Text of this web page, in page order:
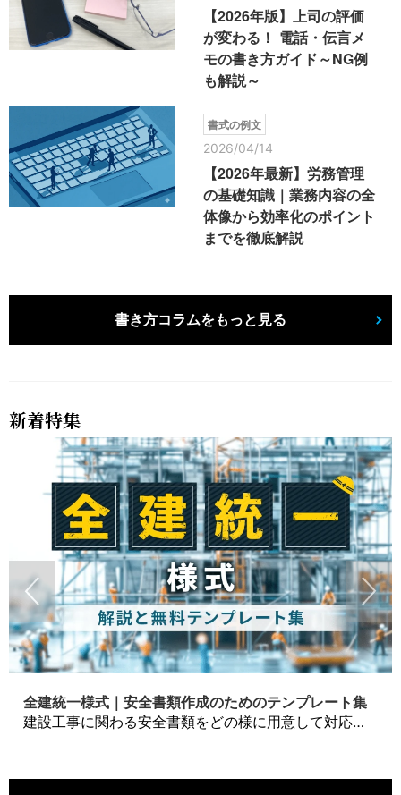
【2026年版】上司の評価
が変わる！ 電話・伝言メ
モの書き方ガイド～NG例
も解説～
書式の例文
2026/04/14
【2026年最新】労務管理
の基礎知識｜業務内容の全
体像から効率化のポイント
までを徹底解説
書き方コラムをもっと見る
新着特集
全建統一様式｜安全書類作成のためのテンプレート集
建設工事に関わる安全書類をどの様に用意して対応するか？関連書式テンプレートから書き方の注意点などの役立つコラムをbizoceanがお届けします。